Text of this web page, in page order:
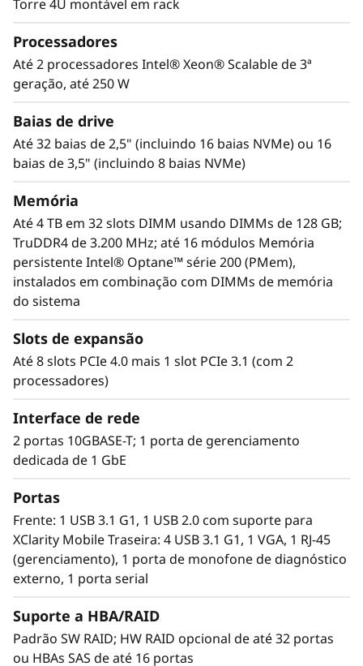
família Scalable de processadores Intel®
Xeon® de 3ª geração oferecem excelente
desempenho e capacidade de memória para
máquinas virtuais, com suporte para rede PCIe
Gen4, reduzindo os gargalos de dados em
todo o ambiente de TI.
Acelere os insights de dados
O ThinkSystem ST650 V2 está pronto para o
futuro com 8 GPUs de largura simples (DW), 4
transferido para a GPU para maximizar a
potência de computação e o desempenho dos
aplicativos, e o servidor é otimizado para
processar grandes blocos de dados em
desempenho torna o ST650 V2 ideal para
cargas de trabalho de IA e VDI de nível
Torre 4U montável em rack
Processadores
Até 2 processadores Intel® Xeon® Scalable de 3ª
geração, até 250 W
Baias de drive
Até 32 baias de 2,5" (incluindo 16 baias NVMe) ou 16
baias de 3,5" (incluindo 8 baias NVMe)
Memória
Até 4 TB em 32 slots DIMM usando DIMMs de 128 GB;
TruDDR4 de 3.200 MHz; até 16 módulos Memória
persistente Intel® Optane™ série 200 (PMem),
instalados em combinação com DIMMs de memória
do sistema
Slots de expansão
Até 8 slots PCIe 4.0 mais 1 slot PCIe 3.1 (com 2
processadores)
Interface de rede
2 portas 10GBASE-T; 1 porta de gerenciamento
dedicada de 1 GbE
Portas
Frente: 1 USB 3.1 G1, 1 USB 2.0 com suporte para
XClarity Mobile Traseira: 4 USB 3.1 G1, 1 VGA, 1 RJ-45
(gerenciamento), 1 porta de monofone de diagnóstico
externo, 1 porta serial
Suporte a HBA/RAID
Padrão SW RAID; HW RAID opcional de até 32 portas
ou HBAs SAS de até 16 portas